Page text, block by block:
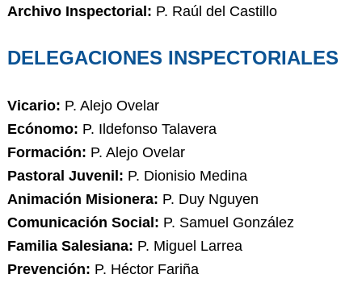
Archivo Inspectorial: P. Raúl del Castillo
DELEGACIONES INSPECTORIALES
Vicario: P. Alejo Ovelar
Ecónomo: P. Ildefonso Talavera
Formación: P. Alejo Ovelar
Pastoral Juvenil: P. Dionisio Medina
Animación Misionera: P. Duy Nguyen
Comunicación Social: P. Samuel González
Familia Salesiana: P. Miguel Larrea
Prevención: P. Héctor Fariña